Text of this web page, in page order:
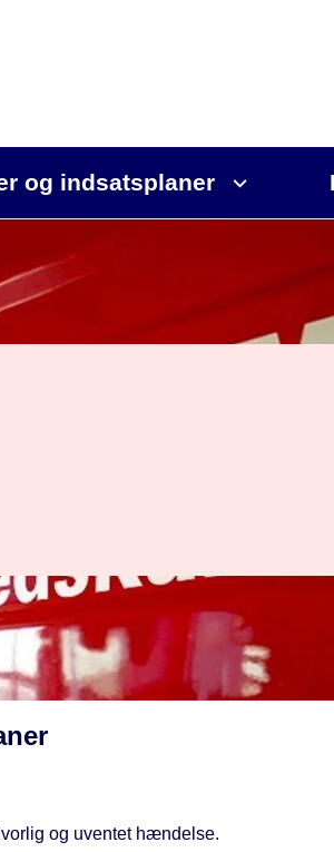
og indsatsplaner
og uventet hændelse.